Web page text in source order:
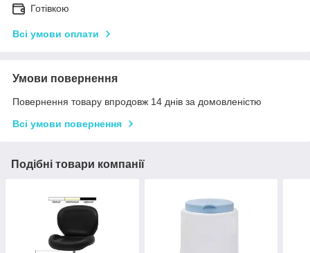
Готівкою
Всі умови оплати
Умови повернення
Повернення товару впродовж 14 днів за домовленістю
Всі умови повернення
Подібні товари компанії